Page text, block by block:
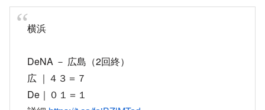
横浜
DeNA － 広島（2回終）
広 ｜４３＝７
De｜０１＝１